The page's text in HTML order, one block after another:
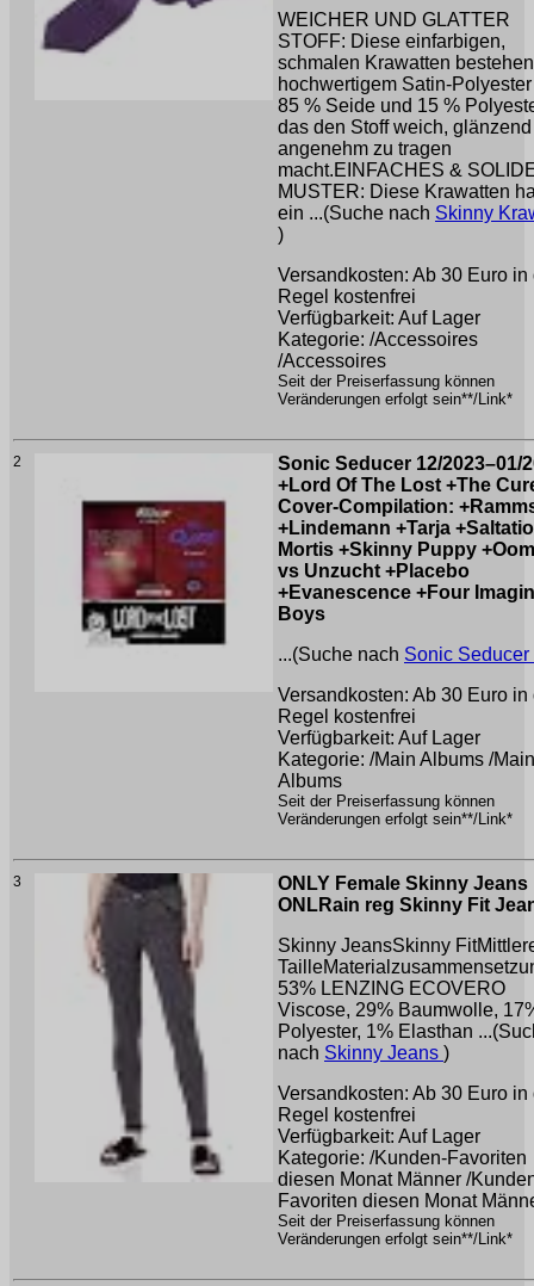
WEICHER UND GLATTER
STOFF: Diese einfarbigen,
schmalen Krawatten
hochwertigem Satin-
85 % Seide und 15 %
das den Stoff weich,
angenehm zu tragen
macht.EINFACHES &
MUSTER: Diese Krawatten
ein ...(Suche nach Skinny
)
Versandkosten: Ab 30 Euro in
Regel kostenfrei
Verfügbarkeit: Auf Lager
Kategorie: /Accessoires
/Accessoires
Seit der Preiserfassung können
Veränderungen erfolgt sein**/Link*
2
Sonic Seducer 12/2023–01/
+Lord Of The Lost +The
Cover-Compilation:
+Lindemann +Tarja +Saltatio
Mortis +Skinny Puppy
vs Unzucht +Placebo
+Evanescence +Four
Boys
...(Suche nach Sonic Seducer
Versandkosten: Ab 30 Euro in
Regel kostenfrei
Verfügbarkeit: Auf Lager
Kategorie: /Main Albums /Main
Albums
Seit der Preiserfassung können
Veränderungen erfolgt sein**/Link*
3
ONLY Female Skinny Jeans
ONLRain reg Skinny Fit
Skinny JeansSkinny
53% LENZING ECOVERO
Viscose, 29% Baumwolle,
Polyester, 1% Elasthan
nach Skinny Jeans )
Versandkosten: Ab 30 Euro in
Regel kostenfrei
Verfügbarkeit: Auf Lager
Kategorie: /Kunden-Favoriten
diesen Monat Männer /
Favoriten diesen Monat
Seit der Preiserfassung können
Veränderungen erfolgt sein**/Link*